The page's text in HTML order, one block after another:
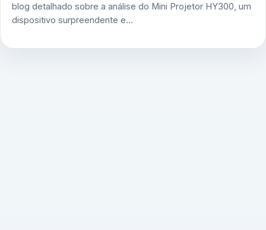
blog detalhado sobre a análise do Mini Projetor HY300, um
dispositivo surpreendente e…